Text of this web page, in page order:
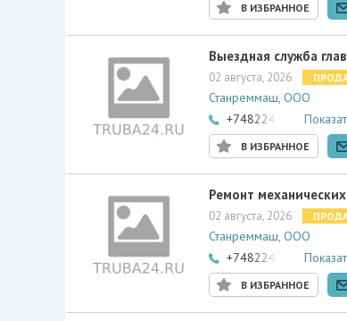
В ИЗБРАННОЕ
Выездная служба
02 августа, 2026
Станреммаш, ООО
+74822418056
В ИЗБРАННОЕ
Ремонт
02 августа, 2026
Станреммаш, ООО
+74822418056
В ИЗБРАННОЕ